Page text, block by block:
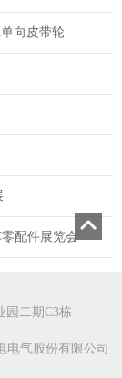
向皮带轮
配件展览会
园二期C3栋
电气股份有限公司